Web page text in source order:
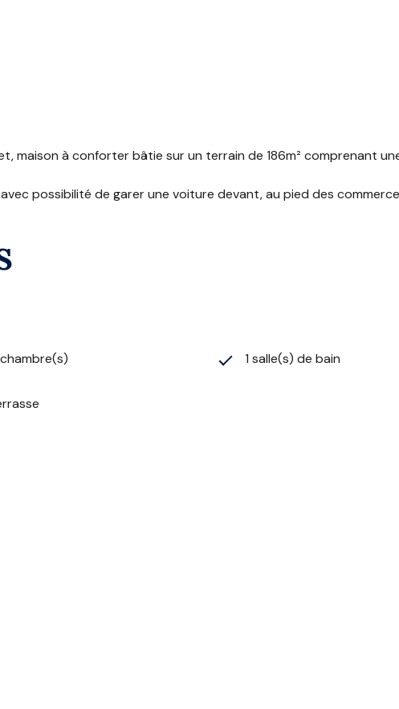
maison à conforter bâtie sur un terrain de 186m² comprenant
possibilité de garer une voiture devant, au pied des
1 salle(s) de bain